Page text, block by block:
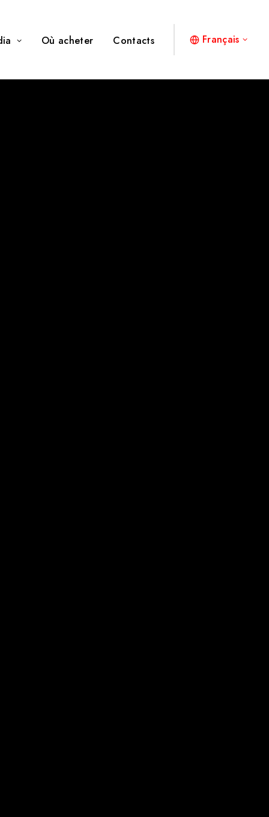
Où acheter Contacts Français